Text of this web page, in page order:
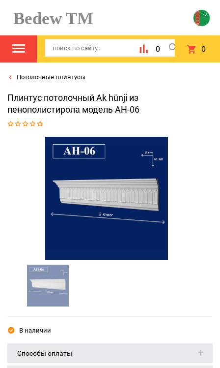
Bedew TM
0 0
Потолочные плинтусы
Плинтус потолочный Ak hünji из
пенополистирола модель AH-06
В наличии
Способы оплаты